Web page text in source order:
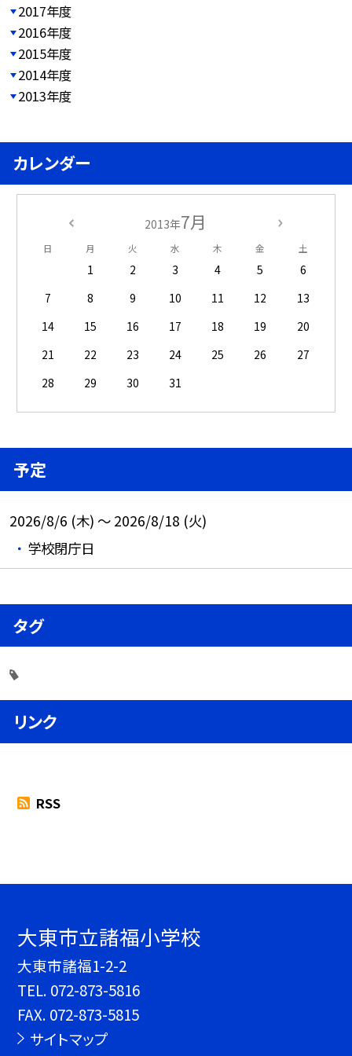
2017年度
2016年度
2015年度
2014年度
2013年度
カレンダー
2013年7月
日 月 火 水 木 金 土
1 2 3 4 5
6
7
8 9 10 11 12
13
14
15 16 17 18 19
20
21
22 23 24 25 26
27
28
29 30 31
予定
2026/8/6 (木) ～ 2026/8/18 (火)
学校閉庁日
タグ
リンク
RSS
大東市立諸福小学校
大東市諸福1-2-2
TEL. 072-873-5816
FAX. 072-873-5815
サイトマップ